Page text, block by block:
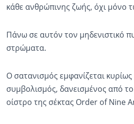
κάθε ανθρώπινης ζωής, όχι μόνο
Πάνω σε αυτόν τον μηδενιστικό
στρώματα.
Ο σατανισμός εμφανίζεται κυρίως
συμβολισμός, δανεισμένος από
οίστρο της σέκτας Order of Nine